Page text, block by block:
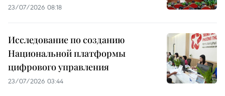
23/07/2026 08:18
Исследование по созданию
Национальной платформы
цифрового управления
23/07/2026 03:44